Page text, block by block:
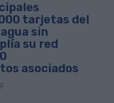
tarjetas del
sin
su red
asociados